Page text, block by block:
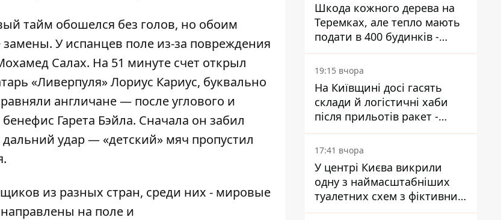
тайм обошелся без голов, но обоим
У испанцев поле из-за повреждения
Салах. На 51 минуте счет открыл
«Ливерпуля» Лориус Кариус, буквально
англичане — после углового и
Гарета Бэйла. Сначала он забил
удар — «детский» мяч пропустил
из разных стран, среди них - мировые
на поле и
Шкода кожного дерева на
Теремках, але тепло мають
подати в 400 будинків -
депутатка Київради
19:15 вчора
На Київщині досі гасять
склади й логістичні хаби
після прильотів ракет -
ДСНС
17:41 вчора
У центрі Києва викрили
одну з наймасштабніших
туалетних схем з фіктивним
будинком